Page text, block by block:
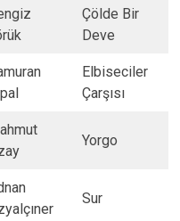
​Çölde Bir
Deve
​Elbiseciler
Çarşısı
​Yorgo
​Sur